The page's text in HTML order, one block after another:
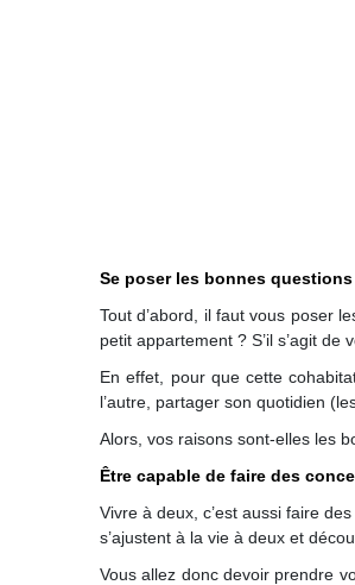
Se poser les bonnes questions
Tout d’abord, il faut vous poser
petit appartement ? S’il s’agit
En effet, pour que cette
l’autre, partager son quotidien
Alors, vos raisons sont-elles les
Être capable de faire des
Vivre à deux, c’est aussi faire
s’ajustent à la vie à deux et
Vous allez donc devoir prendre